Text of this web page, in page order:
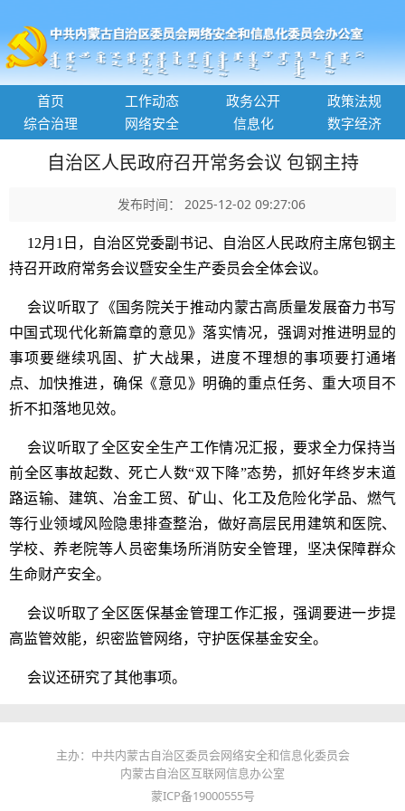
首页 工作动态 政务公开
政策法规
综合治理
网络安全 信息化 数字经济
自治区人民政府召开常务会议 包钢主持
发布时间： 2025-12-02 09:27:06
12月1日，自治区党委副书记、自治区人民政府主席包钢主
持召开政府常务会议暨安全生产委员会全体会议。
会议听取了《国务院关于推动内蒙古高质量发展奋力书写
中国式现代化新篇章的意见》落实情况，强调对推进明显的
事项要继续巩固、扩大战果，进度不理想的事项要打通堵
点、加快推进，确保《意见》明确的重点任务、重大项目不
折不扣落地见效。
会议听取了全区安全生产工作情况汇报，要求全力保持当
前全区事故起数、死亡人数“双下降”态势，抓好年终岁末道
路运输、建筑、冶金工贸、矿山、化工及危险化学品、燃气
等行业领域风险隐患排查整治，做好高层民用建筑和医院、
学校、养老院等人员密集场所消防安全管理，坚决保障群众
生命财产安全。
会议听取了全区医保基金管理工作汇报，强调要进一步提
高监管效能，织密监管网络，守护医保基金安全。
会议还研究了其他事项。
主办：中共内蒙古自治区委员会网络安全和信息化委员会
内蒙古自治区互联网信息办公室
蒙ICP备19000555号